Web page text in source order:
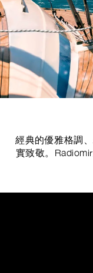
經典的優雅格調
實致敬。
Image